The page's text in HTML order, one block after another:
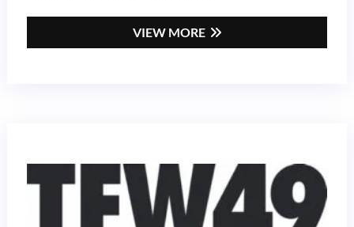
VIEW MORE